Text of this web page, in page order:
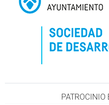
PATROCINIO